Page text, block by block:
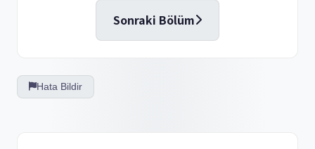
Sonraki Bölüm
Hata Bildir